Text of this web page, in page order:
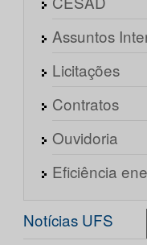
Assuntos
Licitações
Contratos
Ouvidoria
Eficiência
Notícias UFS